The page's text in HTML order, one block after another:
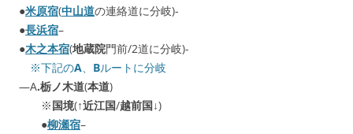
●米原宿(中山道の連絡道に分岐)-
●長浜宿–
●木之本宿(地蔵院門前/2道に分岐)-
※下記のA Bルートに分岐
—A.栃ノ木道(本道)
※国境(↑近江国/越前国↓)
●柳瀬宿–